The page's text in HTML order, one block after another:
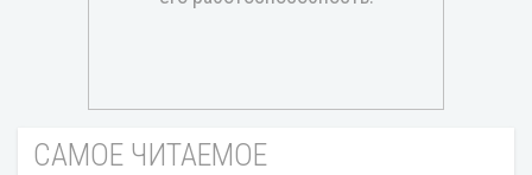
САМОЕ ЧИТАЕМОЕ